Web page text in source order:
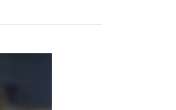
至「AFTEE先享後